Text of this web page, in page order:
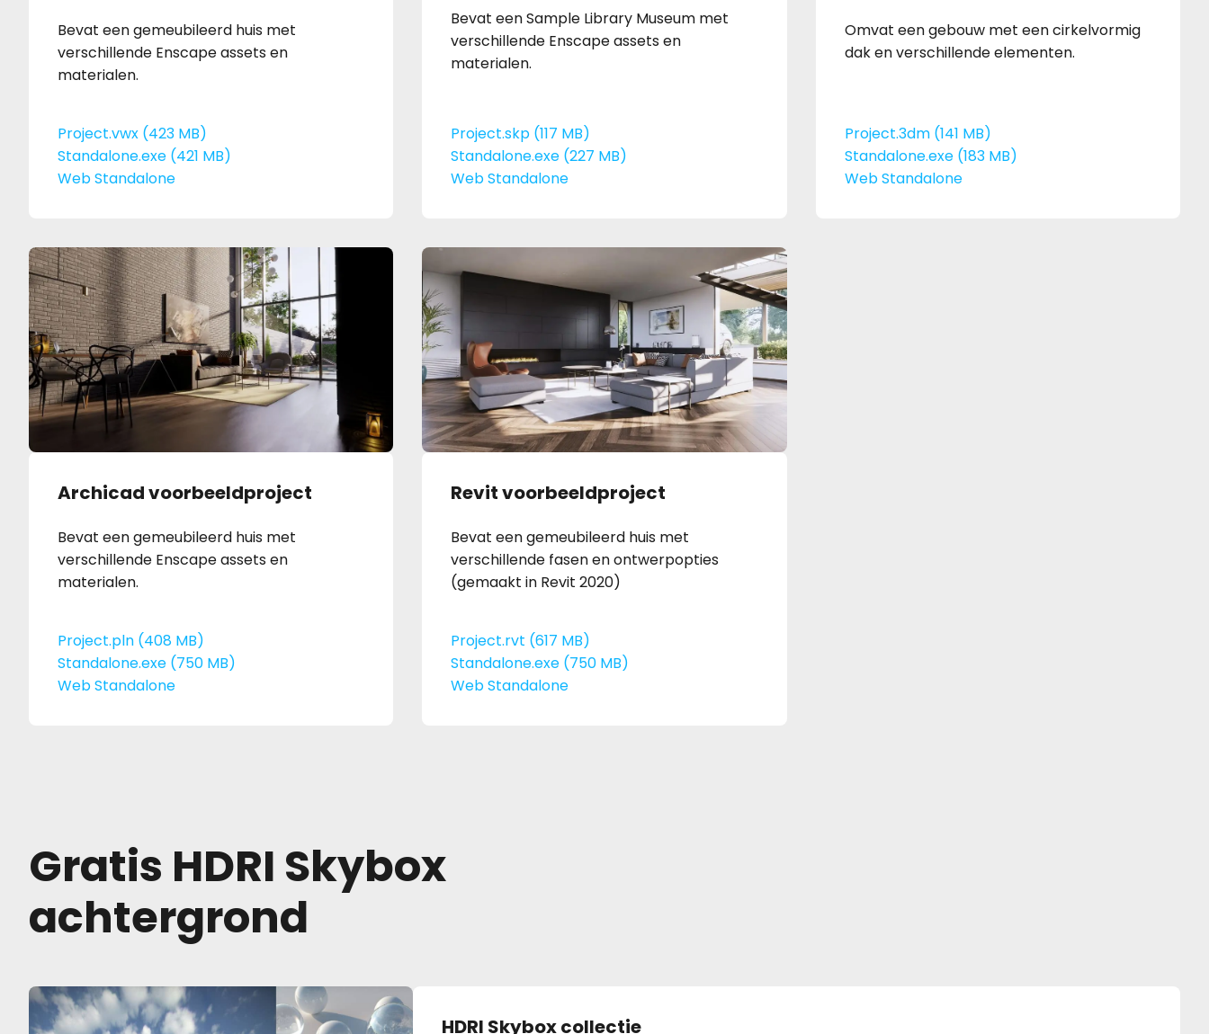
Bevat een gemeubileerd huis met
verschillende Enscape assets en
materialen.
Project.vwx (423 MB)
Standalone.exe (421 MB)
Web Standalone
Bevat een Sample Library Museum met
verschillende Enscape assets en
materialen.
Project.skp (117 MB)
Standalone.exe (227 MB)
Web Standalone
Omvat een gebouw met een cirkelvormig
dak en verschillende elementen.
Project.3dm (141 MB)
Standalone.exe (183 MB)
Web Standalone
Archicad voorbeeldproject
Bevat een gemeubileerd huis met
verschillende Enscape assets en
materialen.
Project.pln (408 MB)
Standalone.exe (750 MB)
Web Standalone
Revit voorbeeldproject
Bevat een gemeubileerd huis met
verschillende fasen en ontwerpopties
(gemaakt in Revit 2020)
Project.rvt (617 MB)
Standalone.exe (750 MB)
Web Standalone
Gratis HDRI Skybox
achtergrond
HDRI Skybox collectie